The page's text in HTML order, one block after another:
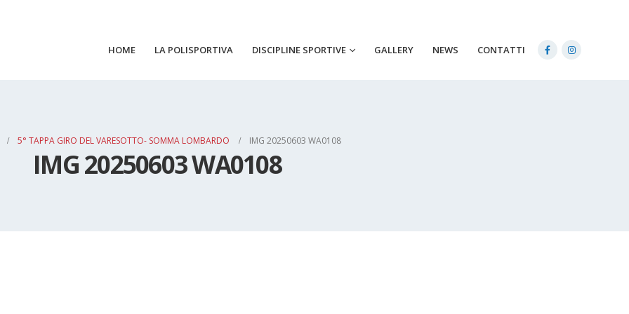
HOME LA POLISPORTIVA DISCIPLINE SPORTIVE GALLERY NEWS CONTATTI
5° TAPPA GIRO DEL VARESOTTO- SOMMA LOMBARDO IMG 20250603 WA0108
IMG 20250603 WA0108